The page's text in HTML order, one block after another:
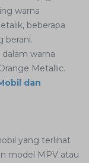
warna
beberapa
berani.
warna
Metallic.
dan
yang terlihat
model MPV atau